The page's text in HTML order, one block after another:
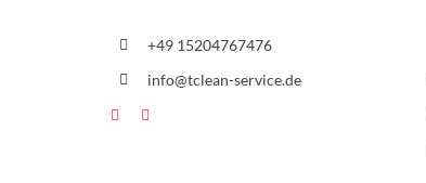
+49 15204767476
info@tclean-service.de